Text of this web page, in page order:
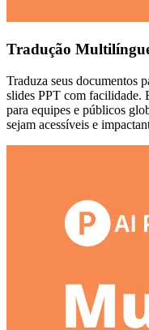
Tradução
Traduza seus documentos
slides PPT com facilidade.
para equipes e públicos
sejam acessíveis e